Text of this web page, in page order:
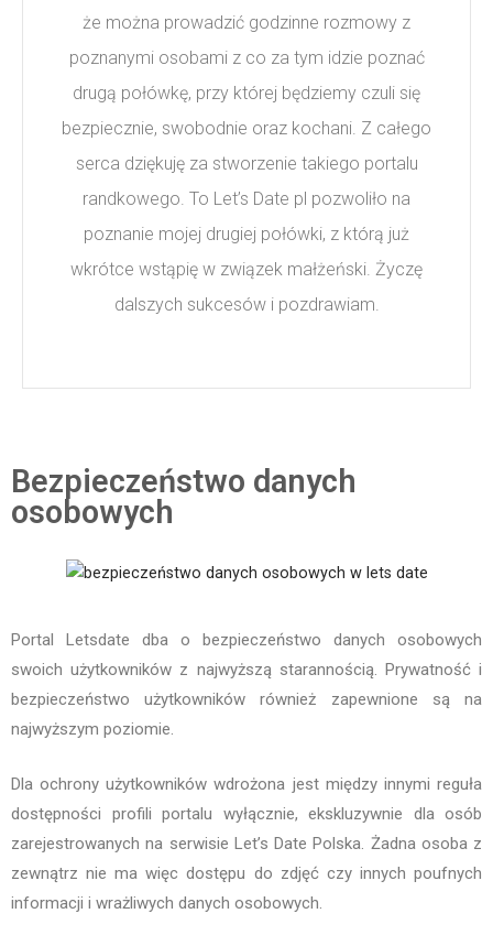
że można prowadzić godzinne rozmowy z
poznanymi osobami z co za tym idzie poznać
drugą połówkę, przy której będziemy czuli się
bezpiecznie, swobodnie oraz kochani. Z całego
serca dziękuję za stworzenie takiego portalu
randkowego. To Let’s Date pl pozwoliło na
poznanie mojej drugiej połówki, z którą już
wkrótce wstąpię w związek małżeński. Życzę
dalszych sukcesów i pozdrawiam.
Bezpieczeństwo danych
osobowych
Portal Letsdate dba o bezpieczeństwo danych osobowych
swoich użytkowników z najwyższą starannością. Prywatność i
bezpieczeństwo użytkowników również zapewnione są na
najwyższym poziomie.
Dla ochrony użytkowników wdrożona jest między innymi reguła
dostępności profili portalu wyłącznie, ekskluzywnie dla osób
zarejestrowanych na serwisie Let’s Date Polska. Żadna osoba z
zewnątrz nie ma więc dostępu do zdjęć czy innych poufnych
informacji i wrażliwych danych osobowych.